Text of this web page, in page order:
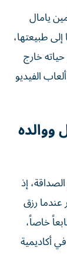
يامال
إلى طبيعتها،
خارج
الفيديو
ووالده
إذ
صغير عندما رزق
خاصاً،
أكاديمية